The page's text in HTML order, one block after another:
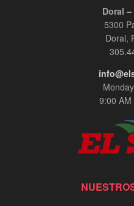
Doral
5300
Doral,
9:00 AM